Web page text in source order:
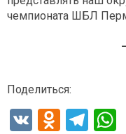
чемпионата ШБЛ
Поделиться:
V
O
T